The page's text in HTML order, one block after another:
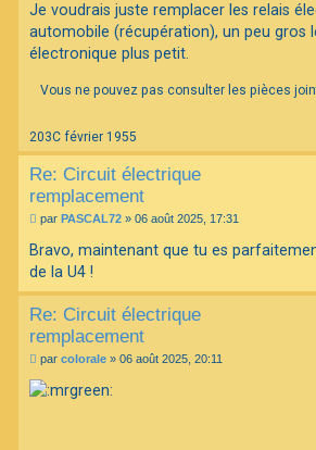
Je voudrais juste remplacer les relais
automobile (récupération), un peu gros
électronique plus petit.
Vous ne pouvez pas consulter les pièces
203C février 1955
Re: Circuit électrique
remplacement
M
s
s
a
par PASCAL72 » 06 août 2025, 17:31
Bravo, maintenant que tu es
de la U4 !
Re: Circuit électrique
remplacement
M
s
s
par colorale » 06 août 2025, 20:11